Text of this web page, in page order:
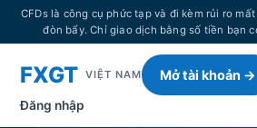
CFDs là công cụ phức tạp và đi kèm rủi ro
đòn bẩy. Chỉ giao dịch bằng số tiền bạn
FXGT VIỆT NAM
Đăng nhập
Mở tài khoản →